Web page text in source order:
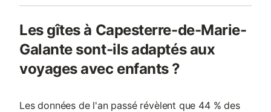
Les gîtes à Capesterre-de-Marie-
Galante sont-ils adaptés aux
voyages avec enfants ?
Les données de l'an passé révèlent que 44 % des